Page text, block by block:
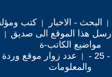
البحث - الاخبار كتب
ارسل هذا الموقع الى صديق
مواضيع الكاتب-ة
- عدد زوار موقع وردة
والمعلومات